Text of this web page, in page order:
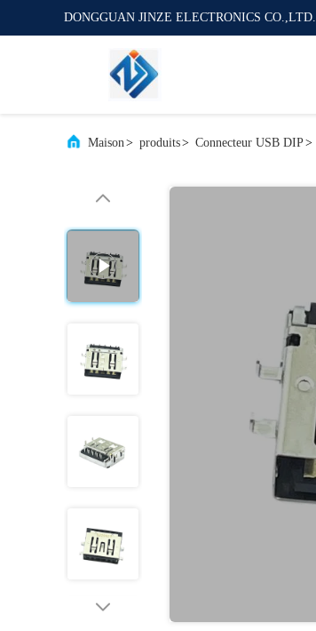
DONGGUAN JINZE ELECTRONICS CO.,LTD.
Maison> produits> Connecteur USB DIP>